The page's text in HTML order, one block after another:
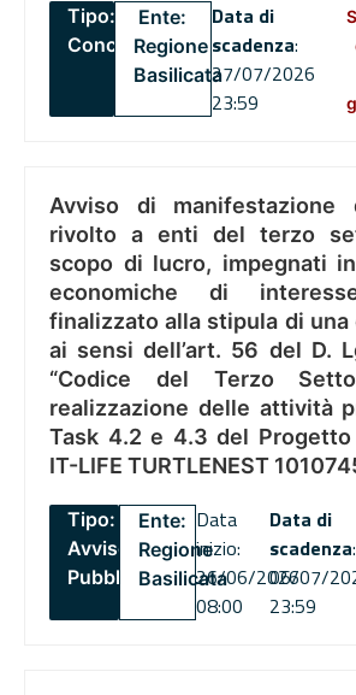
Tipo:
Concorsi
Ente:
Regione
Basilicata
Data di
scadenza:
27/07/2026
23:59
Avviso di manifestazione
rivolto a enti del terzo
scopo di lucro, impegnati
economiche di
finalizzato alla stipula di una
ai sensi dell’art. 56 del D.
“Codice del Terzo
realizzazione delle attività
Task 4.2 e 4.3 del Progetto
IT-LIFE TURTLENEST
Tipo:
Avviso
Pubblico
Ente:
Regione
Basilicata
Data
inizio:
26/06/2026
08:00
Data di
scadenza:
06/07/
23:59